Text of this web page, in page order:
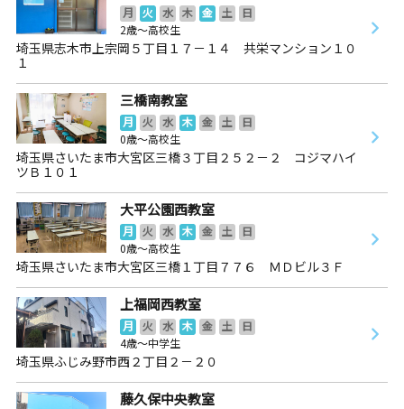
月 火 水 木 金 土
日
2歳～高校生
埼玉県志木市上宗岡５丁目１７－１４ 共栄マンション１０
１
三橋南教室
月 火 水 木 金 土
日
0歳～高校生
埼玉県さいたま市大宮区三橋３丁目２５２－２ コジマハイ
ツＢ１０１
大平公園西教室
月 火 水 木 金 土
日
0歳～高校生
埼玉県さいたま市大宮区三橋１丁目７７６ ＭＤビル３Ｆ
上福岡西教室
月 火 水 木 金 土
日
4歳～中学生
埼玉県ふじみ野市西２丁目２－２０
藤久保中央教室